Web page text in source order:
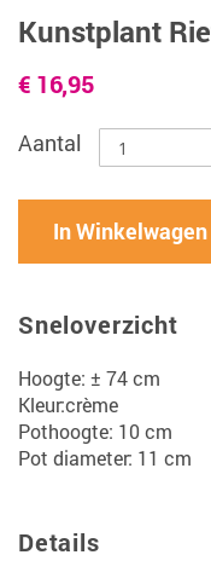
Kunstplant
€ 16,95
Aantal
In Winkelwagen
Sneloverzicht
Hoogte: ± 74 cm
Kleur:crème
Pothoogte: 10 cm
Pot diameter: 11 cm
Details